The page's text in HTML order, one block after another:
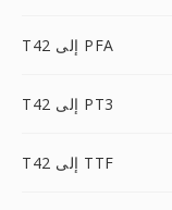
T42 إلى PFA
T42 إلى PT3
T42 إلى TTF